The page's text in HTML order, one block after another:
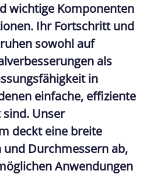
wichtige Komponenten
Ihr Fortschritt und
sowohl auf
als
in
einfache, effiziente
Unser
deckt eine breite
und Durchmessern ab,
Anwendungen